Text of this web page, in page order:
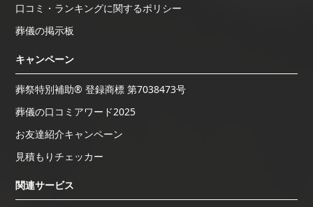
口コミ・ランキングに関するポリシー
葬儀の掲示板
キャンペーン
葬祭特別補助® 登録商標 第7038473号
葬儀の口コミアワード2025
お友達紹介キャンペーン
見積もりチェッカー
関連サービス